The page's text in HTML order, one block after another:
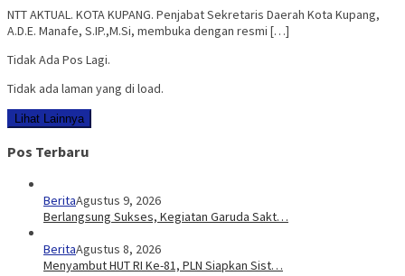
NTT AKTUAL. KOTA KUPANG. Penjabat Sekretaris Daerah Kota Kupang,
A.D.E. Manafe, S.IP.,M.Si, membuka dengan resmi […]
Tidak Ada Pos Lagi.
Tidak ada laman yang di load.
Lihat Lainnya
Pos Terbaru
BeritaAgustus 9, 2026
Berlangsung Sukses, Kegiatan Garuda Sakt…
BeritaAgustus 8, 2026
Menyambut HUT RI Ke-81, PLN Siapkan Sist…